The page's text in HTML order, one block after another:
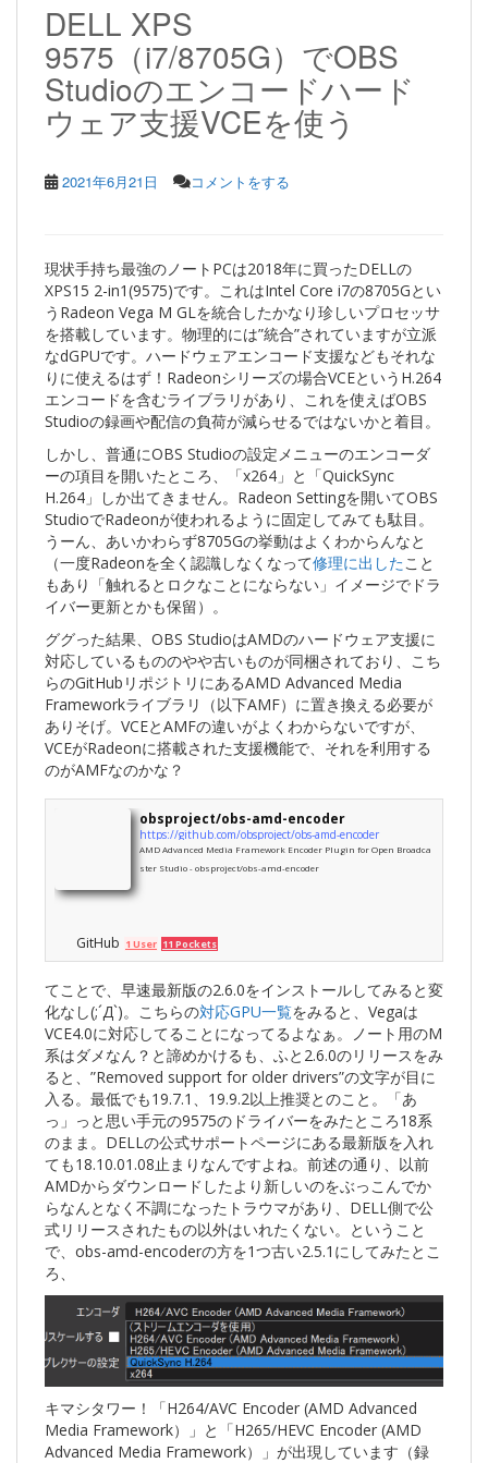
DELL XPS
9575（i7/8705G）でOBS
Studioのエンコードハード
ウェア支援VCEを使う
2021年6月21日 コメントをする
現状手持ち最強のノートPCは2018年に買ったDELLの
XPS15 2-in1(9575)です。これはIntel Core i7の8705Gとい
うRadeon Vega M GLを統合したかなり珍しいプロセッサ
を搭載しています。物理的には”統合”されていますが立派
なdGPUです。ハードウェアエンコード支援などもそれな
りに使えるはず！Radeonシリーズの場合VCEというH.264
エンコードを含むライブラリがあり、これを使えばOBS
Studioの録画や配信の負荷が減らせるではないかと着目。
しかし、普通にOBS Studioの設定メニューのエンコーダ
ーの項目を開いたところ、「x264」と「QuickSync
H.264」しか出てきません。Radeon Settingを開いてOBS
StudioでRadeonが使われるように固定してみても駄目。
うーん、あいかわらず8705Gの挙動はよくわからんなと
（一度Radeonを全く認識しなくなって修理に出したこと
もあり「触れるとロクなことにならない」イメージでドラ
イバー更新とかも保留）。
ググった結果、OBS StudioはAMDのハードウェア支援に
対応しているもののやや古いものが同梱されており、こち
らのGitHubリポジトリにあるAMD Advanced Media
Frameworkライブラリ（以下AMF）に置き換える必要が
ありそげ。VCEとAMFの違いがよくわからないですが、
VCEがRadeonに搭載された支援機能で、それを利用する
のがAMFなのかな？
obsproject/obs-amd-encoder
https://github.com/obsproject/obs-amd-encoder
AMD Advanced Media Framework Encoder Plugin for Open Broadca
ster Studio - obsproject/obs-amd-encoder
GitHub 1 User 11 Pockets
てことで、早速最新版の2.6.0をインストールしてみると変
化なし(;´Д`)。こちらの対応GPU一覧をみると、Vegaは
VCE4.0に対応してることになってるよなぁ。ノート用のM
系はダメなん？と諦めかけるも、ふと2.6.0のリリースをみ
ると、”Removed support for older drivers”の文字が目に
入る。最低でも19.7.1、19.9.2以上推奨とのこと。「あ
っ」っと思い手元の9575のドライバーをみたところ18系
のまま。DELLの公式サポートページにある最新版を入れ
ても18.10.01.08止まりなんですよね。前述の通り、以前
AMDからダウンロードしたより新しいのをぶっこんでか
らなんとなく不調になったトラウマがあり、DELL側で公
式リリースされたもの以外はいれたくない。ということ
で、obs-amd-encoderの方を1つ古い2.5.1にしてみたとこ
ろ、
キマシタワー！「H264/AVC Encoder (AMD Advanced
Media Framework）」と「H265/HEVC Encoder (AMD
Advanced Media Framework）」が出現しています（録